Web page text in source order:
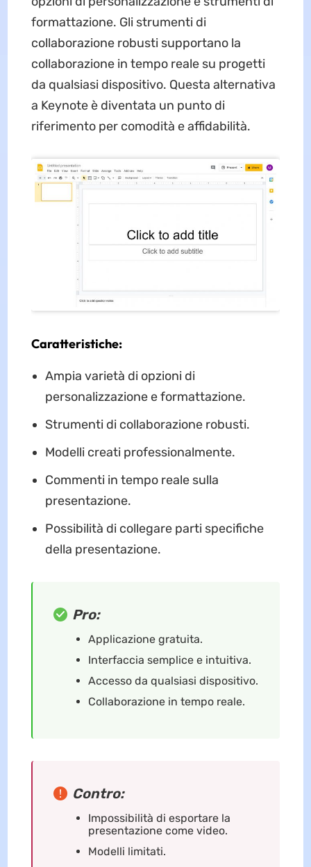
formattazione. Gli strumenti di
collaborazione robusti supportano la
collaborazione in tempo reale su progetti
da qualsiasi dispositivo. Questa alternativa
a Keynote è diventata un punto di
riferimento per comodità e affidabilità.
Caratteristiche:
Ampia varietà di opzioni di
personalizzazione e formattazione.
Strumenti di collaborazione robusti.
Modelli creati professionalmente.
Commenti in tempo reale sulla
presentazione.
Possibilità di collegare parti specifiche
della presentazione.
Pro:
Applicazione gratuita.
Interfaccia semplice e intuitiva.
Accesso da qualsiasi dispositivo.
Collaborazione in tempo reale.
Contro:
Impossibilità di esportare la
presentazione come video.
Modelli limitati.